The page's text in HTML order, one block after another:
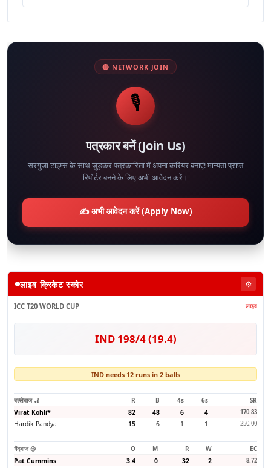
🔴 NETWORK JOIN
🎙️
पत्रकार बनें (Join Us)
सरगुजा टाइम्स के साथ जुड़कर पत्रकारिता में अपना करियर बनाएं! मान्यता प्राप्त
रिपोर्टर बनने के लिए अभी आवेदन करें।
✍️ अभी आवेदन करें (Apply Now)
लाइव क्रिकेट स्कोर ⚙️
ICC T20 WORLD CUP लाइव
IND 198/4 (19.4)
IND needs 12 runs in 2 balls
बल्लेबाज 🏏 R B 4s 6s
SR
Virat Kohli* 82 48 6 4 170.83
Hardik Pandya 15 6 1 1 250.00
गेंदबाज 🥎 O M R W
EC
Pat Cummins
3.4 0 32 2 8.72